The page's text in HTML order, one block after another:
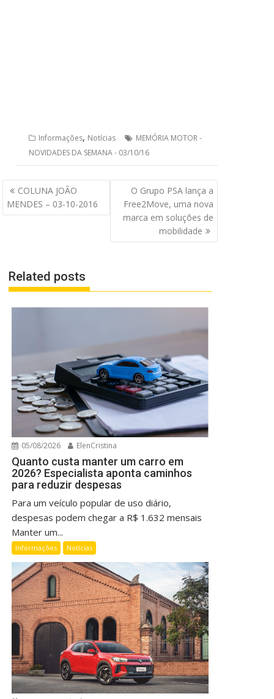
Informações, Notícias
MEMÓRIA MOTOR -
NOVIDADES DA SEMANA - 03/10/16
Navegação
de
Post
COLUNA JOÃO
MENDES – 03-10-2016
O Grupo PSA lança a
Free2Move, uma nova
marca em soluções de
mobilidade
Related posts
05/08/2026 ElenCristina
Quanto custa manter um carro em
2026? Especialista aponta caminhos
para reduzir despesas
Para um veículo popular de uso diário,
despesas podem chegar a R$ 1.632 mensais
Manter um...
Informações Notícias